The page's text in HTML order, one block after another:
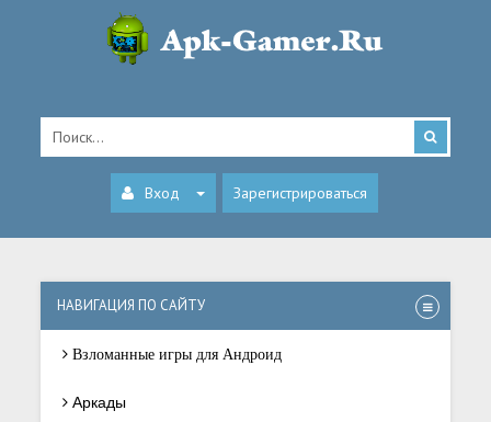
Вход Зарегистрироваться
НАВИГАЦИЯ ПО САЙТУ
Взломанные игры для Андроид
Аркады